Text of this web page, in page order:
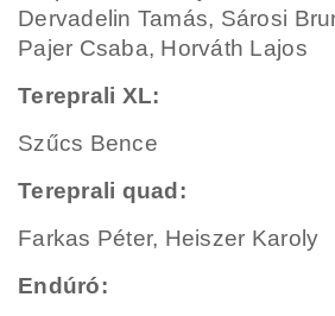
Dervadelin Tamás, Sárosi
Pajer Csaba, Horváth Lajos
Tereprali XL:
Szűcs Bence
Tereprali quad:
Farkas Péter, Heiszer Karoly
Endúró: